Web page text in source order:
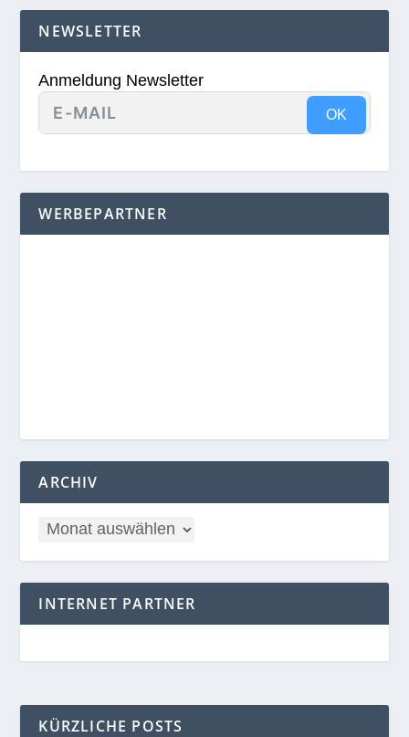
NEWSLETTER
Anmeldung Newsletter
OK
WERBEPARTNER
ARCHIV
INTERNET PARTNER
KÜRZLICHE POSTS